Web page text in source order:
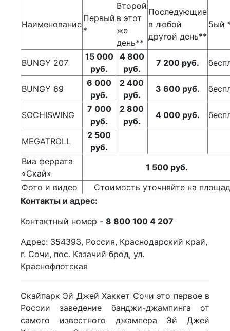
Наименование
Первый
*
Второй
в этот
же
день**
Последующие
в любой
другой день**
5ый
BUNGY 207
15 000
руб.
4 800
руб.
7 200 руб.
BUNGY 69
6 000
руб.
2 400
руб.
3 600 руб.
SOCHISWING
7 000
руб.
2 800
руб.
4 000 руб.
MEGATROLL
2 500
руб.
Виа феррата
«Скай»
1 500 руб.
Фото и видео
Стоимость уточняйте на
Контакты и адрес:
Контактный номер - 8 800 100 4 207
Адрес: 354393, Россия, Краснодарский край,
г. Сочи, пос. Казачий брод, ул.
Краснофлотская
Скайпарк Эй Джей Хаккет Сочи это первое в
России заведение банджи-джампинга от
самого известного джампера Эй Джей